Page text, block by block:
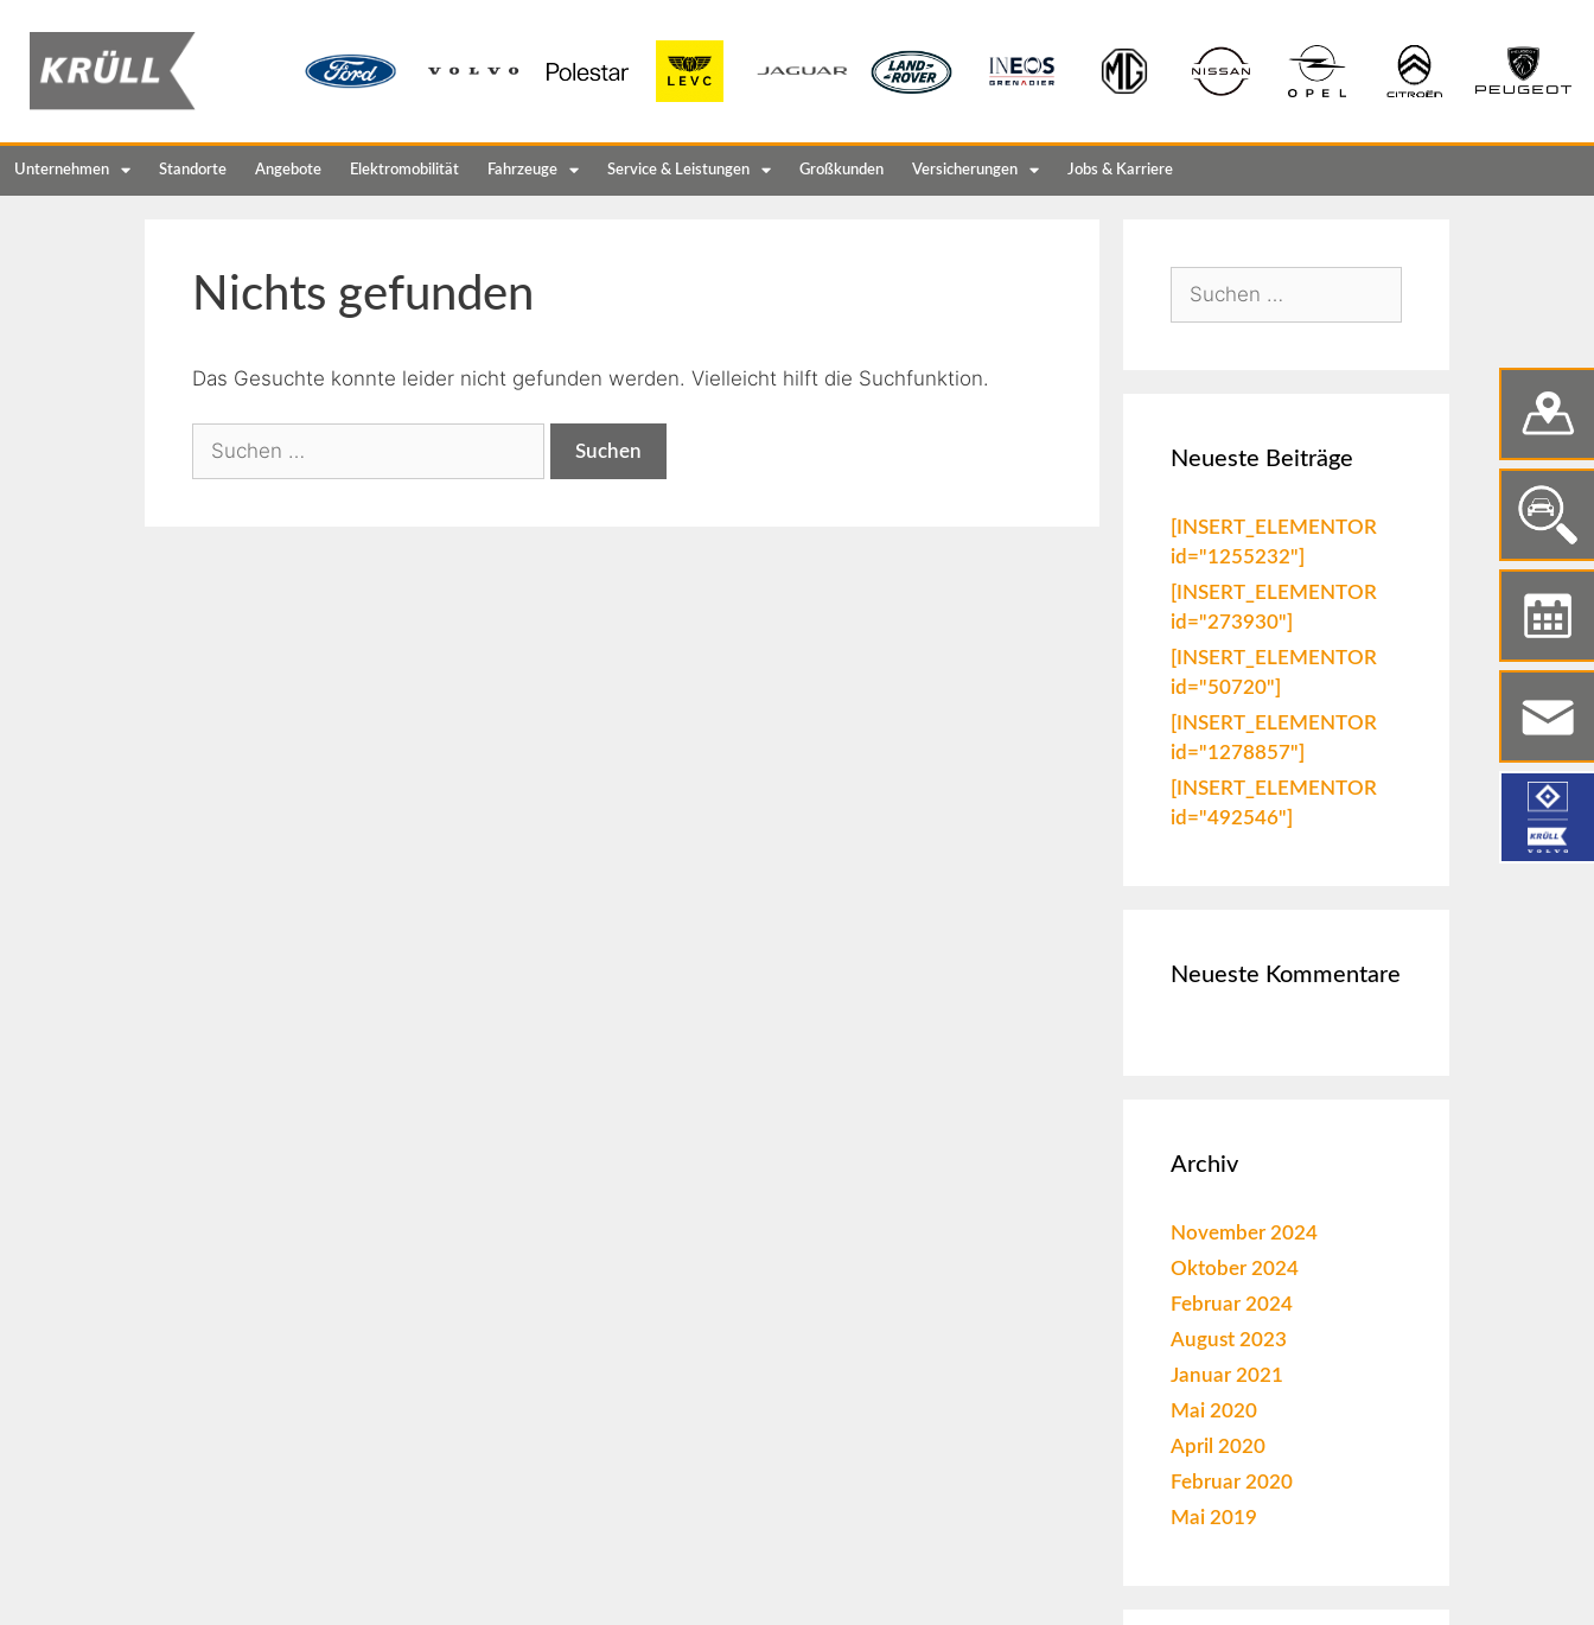
Unternehmen Standorte Angebote Elektromobilität Fahrzeuge Service & Leistungen Großkunden Versicherungen Jobs & Karriere
Nichts gefunden
Das Gesuchte konnte leider nicht gefunden werden. Vielleicht hilft die Suchfunktion.
Neueste Beiträge
[INSERT_ELEMENTOR
id="1255232"]
[INSERT_ELEMENTOR
id="273930"]
[INSERT_ELEMENTOR
id="50720"]
[INSERT_ELEMENTOR
id="1278857"]
[INSERT_ELEMENTOR
id="492546"]
Neueste Kommentare
Archiv
November 2024
Oktober 2024
Februar 2024
August 2023
Januar 2021
Mai 2020
April 2020
Februar 2020
Mai 2019